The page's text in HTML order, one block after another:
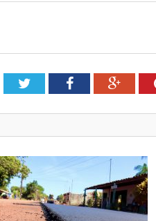
TwitterFacebook